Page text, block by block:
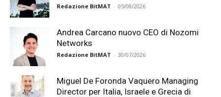
Redazione BitMAT - 05/08/2026
Andrea Carcano nuovo CEO di Nozomi
Networks
Redazione BitMAT - 30/07/2026
Miguel De Foronda Vaquero Managing
Director per Italia, Israele e Grecia di